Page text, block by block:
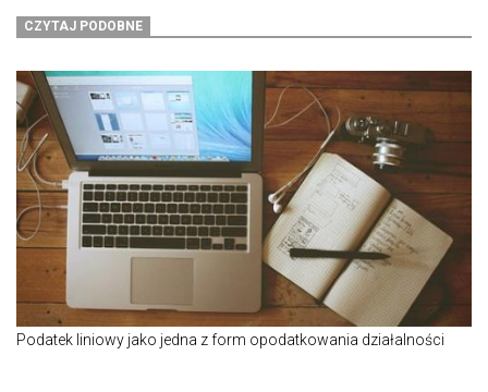
CZYTAJ PODOBNE
Podatek liniowy jako jedna z form opodatkowania działalności